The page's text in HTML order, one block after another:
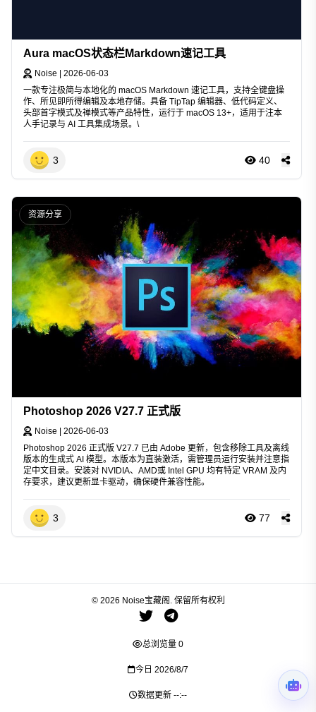
Aura macOS状态栏Markdown速记工具
Noise
2026-06-03
一款专注极简与本地化的 macOS Markdown 速记工具，支持全键盘操
作、所见即所得编辑及本地存储。具备 TipTap 编辑器、低代码定义、
头部首字模式及禅模式等产品特性，运行于 macOS 13+，适用于注本
人手记录与 AI 工具集成场景。\
3 40
资源分享
Photoshop 2026 V27.7 正式版
Noise | 2026-06-03
Photoshop 2026 正式版 V27.7 已由 Adobe 更新，包含移除工具及离线
版本的生成式 AI 模型。本版本为直装激活，需管理员运行安装并注意指
定中文目录。安装对 NVIDIA、AMD或 Intel GPU 均有特定 VRAM 及内
存要求，建议更新显卡驱动，确保硬件兼容性能。
3 77
© 2026 Noise宝藏阁. 保留所有权利
总浏览量 0
今日 2026/8/7
数据更新 --:--